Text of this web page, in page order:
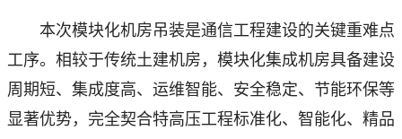
本次模块化机房吊装是通信工程建设的关键重难点
工序。相较于传统土建机房，模块化集成机房具备建设
周期短、集成度高、运维智能、安全稳定、节能环保等
显著优势，完全契合特高压工程标准化、智能化、精品